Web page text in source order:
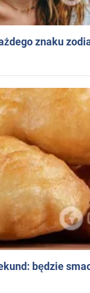
znaku
będzie